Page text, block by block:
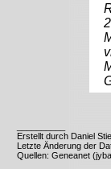
Erstellt durch Daniel
Letzte Änderung der
Quellen: Geneanet